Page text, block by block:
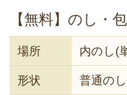
【無料】のし・
場所 内のし(
形状 普通のし